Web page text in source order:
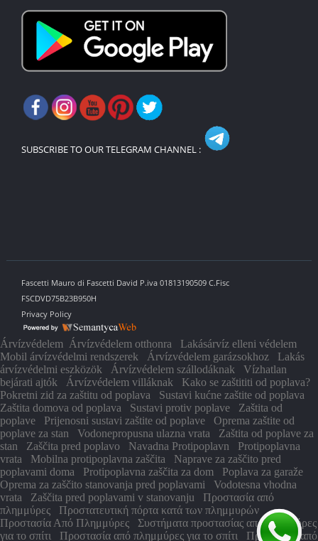
SUBSCRIBE TO OUR TELEGRAM CHANNEL :
Fascetti Mauro di Fascetti David P.iva 01813190509 C.Fisc
FSCDVD75B23B950H
Privacy Policy
Árvízvédelem Árvízvédelem otthonra
Lakásárvíz elleni védelem
Mobil árvízvédelmi rendszerek
Árvízvédelem garázsokhoz
Lakás
árvízvédelmi eszközök
Árvízvédelem szállodáknak
Vízhatlan
bejárati ajtók
Árvízvédelem villáknak
Kako se zaštititi od poplava?
Pokretni zid za zaštitu od poplava
Sustavi kućne zaštite od poplava
Zaštita domova od poplava
Sustavi protiv poplave
Zaštita od
poplave
Prijenosni sustavi zaštite od poplave
Oprema zaštite od
poplave za stan
Vodonepropusna ulazna vrata
Zaštita od poplave za
stan
Zaščita pred poplavo Navadna Protipoplavn
Protipoplavna
vrata
Mobilna protipoplavna zaščita
Naprave za zaščito pred
poplavami doma
Protipoplavna zaščita za dom
Poplava za garaže
Oprema za zaščito stanovanja pred poplavami
Vodotesna vhodna
vrata
Zaščita pred poplavami v stanovanju
Προστασία από
πλημμύρες
Προστατευτική πόρτα κατά των πλημμυρών
Προστασία Από Πλημμύρες
Συστήματα προστασίας από πλημμύρες
για το σπίτι
Προστασία από πλημμύρες για το σπίτι Προστασία από